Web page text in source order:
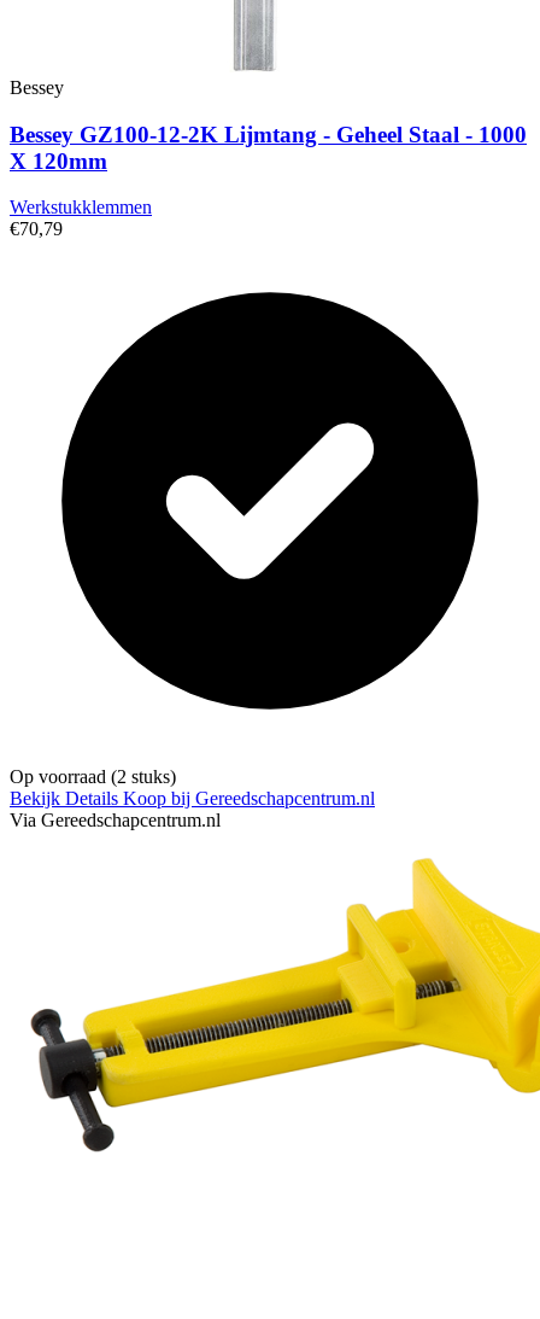
Bessey
Bessey GZ100-12-2K Lijmtang - Geheel Staal - 1000
X 120mm
Werkstukklemmen
€70,79
Op voorraad (2 stuks)
Bekijk Details Koop bij Gereedschapcentrum.nl
Via Gereedschapcentrum.nl